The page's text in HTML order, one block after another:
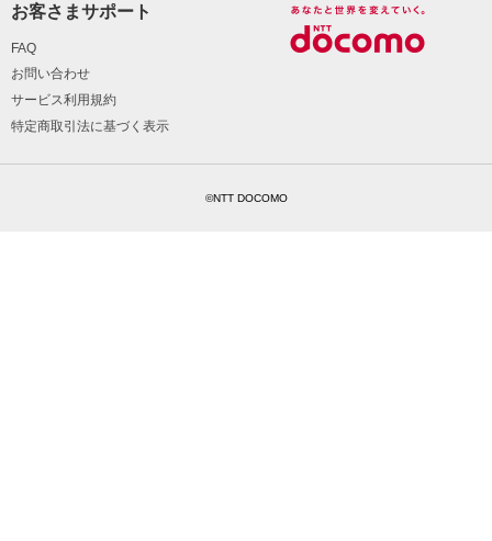
お客さまサポート
FAQ
お問い合わせ
サービス利用規約
特定商取引法に基づく表示
©NTT DOCOMO